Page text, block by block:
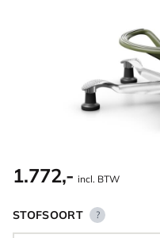
1.772,- incl. BTW
STOFSOORT ?